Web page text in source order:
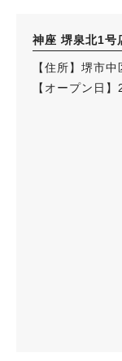
神座 堺泉北1号
【住所】堺市
【オープン日